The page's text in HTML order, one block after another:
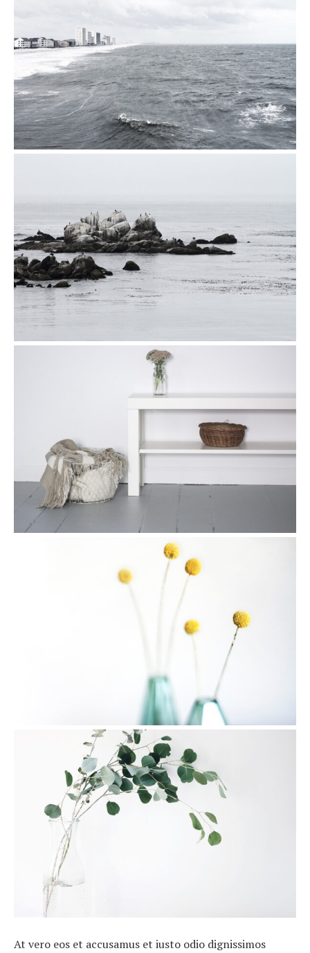
At vero eos et accusamus et iusto odio dignissimos